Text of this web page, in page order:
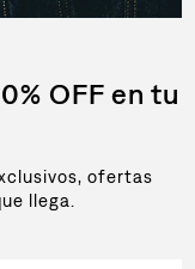
OFF en tu
ofertas
llega.